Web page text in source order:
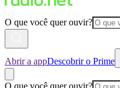
O que você quer ouvir?
Abrir a appDescobrir o Prime
O que você quer ouvir?